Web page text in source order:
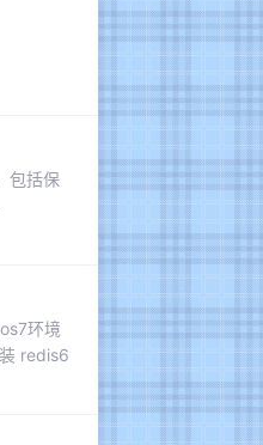
包括保
环境
redis6